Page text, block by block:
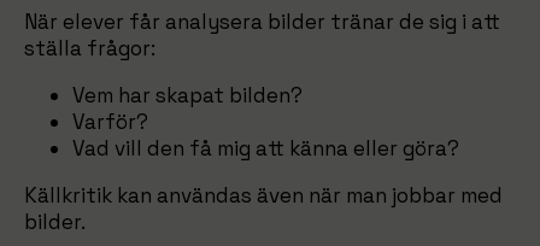
När elever får analysera bilder tränar de sig i att
ställa frågor:
Vem har skapat bilden?
Varför?
Vad vill den få mig att känna eller göra?
Källkritik kan användas även när man jobbar med
bilder.